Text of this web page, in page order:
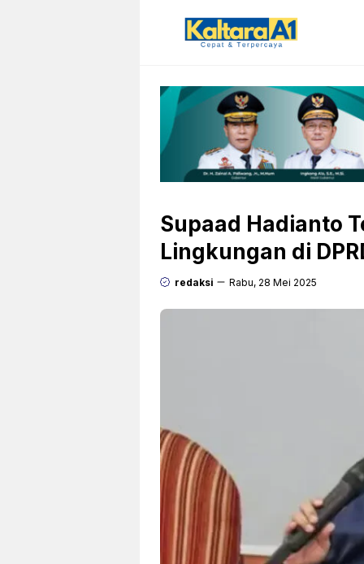
Supaad Hadianto
Lingkungan di
redaksi Rabu, 28 Mei 2025